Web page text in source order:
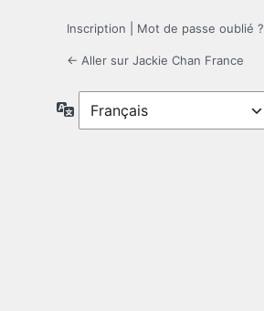
Inscription Mot de passe oublié ?
← Aller sur Jackie Chan France
Langue